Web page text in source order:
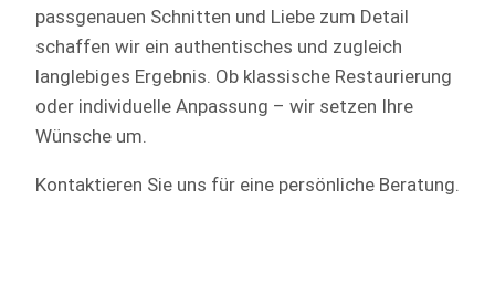
passgenauen Schnitten und Liebe zum Detail
schaffen wir ein authentisches und zugleich
langlebiges Ergebnis. Ob klassische Restaurierung
oder individuelle Anpassung – wir setzen Ihre
Wünsche um.
Kontaktieren Sie uns für eine persönliche Beratung.